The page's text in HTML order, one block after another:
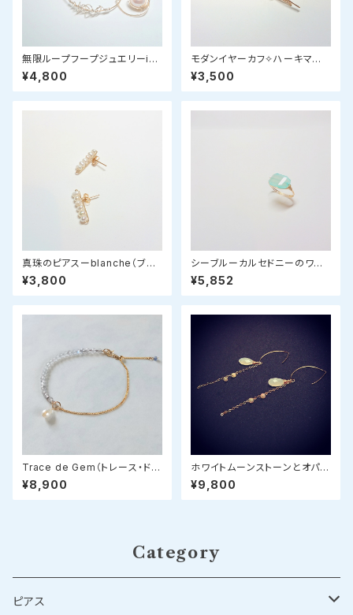
無限ループフープジュエリーinf
ini（アンフィニ）✧パール
¥4,800
モダンイヤーカフ✧ハーキマー
ダイヤモンド
¥3,500
真珠のピアスーblanche（ブラ
ンシュ）
¥3,800
シーブルーカルセドニーのワイ
ヤーリング
¥5,852
Trace de Gem（トレース・ド・
ジェム）
¥8,900
ホワイトムーンストーンとオパー
ルのピアス
¥9,800
Category
ピアス